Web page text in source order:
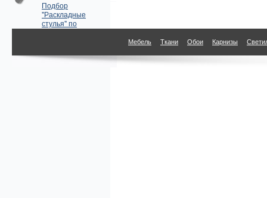
Подбор
"Раскладные
стулья" по
параметрам
Мебель Ткани Обои Карнизы